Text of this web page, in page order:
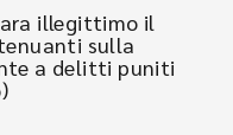
illegittimo il
sulla
a delitti puniti